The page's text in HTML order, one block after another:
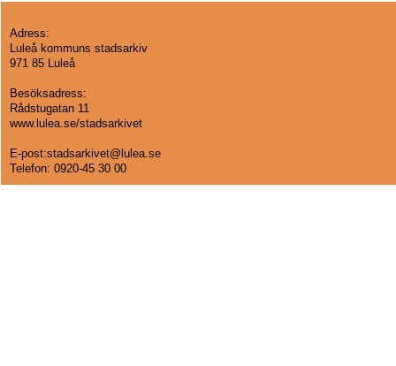
Adress:
Luleå kommuns stadsarkiv
971 85 Luleå
Besöksadress:
Rådstugatan 11
www.lulea.se/stadsarkivet
E-post:stadsarkivet@lulea.se
Telefon: 0920-45 30 00